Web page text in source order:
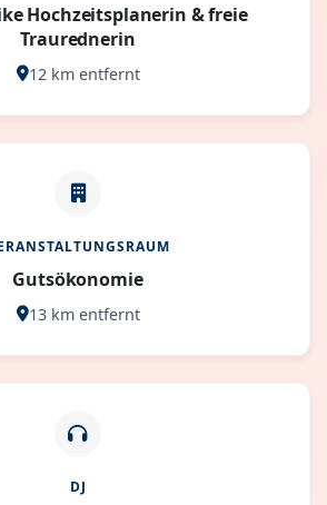
Hochzeitsplanerin & freie
Traurednerin
12 km entfernt
Gutsökonomie
13 km entfernt
DJ